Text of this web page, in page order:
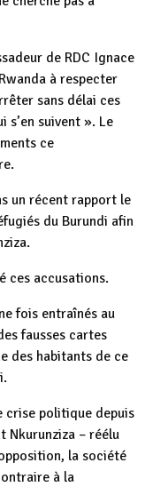
de RDC Ignace
à respecter
sans délai ces
suivent ». Le
ce
un récent rapport le
du Burundi afin
ces accusations.
fois entraînés au
fausses cartes
des habitants de ce
crise politique depuis
Nkurunziza – réélu
la société
à la